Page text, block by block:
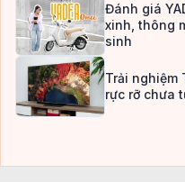
Đánh giá
xinh, thông
sinh
Trải nghiệm
rực rỡ chưa